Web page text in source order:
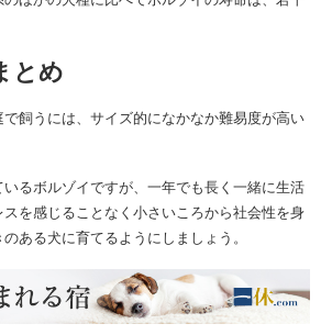
とめ
飼うには、サイズ的になかなか難易度が高い
るボルゾイですが、一年でも長く一緒に生活
を感じることなく小さいころから社会性を身
ある犬に育てるようにしましょう。